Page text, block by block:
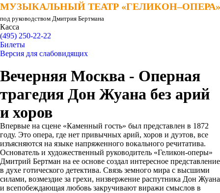
МУЗЫКАЛЬНЫЙ ТЕАТР «ГЕЛИКОН–ОПЕРА»
МУЗЫКАЛЬНЫЙ ТЕАТР «ГЕЛИКОН–ОПЕРА»
под руководством Дмитрия Бертмана
Касса
(495) 250-22-22
Билеты
Версия для слабовидящих
Вечерняя Москва - Оперная
трагедия Дон Жуана без арий
и хоров
Впервые на сцене «Каменный гость» был представлен в 1872
году. Это опера, где нет привычных арий, хоров и дуэтов, все
изъясняются на языке напряженного вокального речитатива.
Основатель и художественный руководитель «Геликон-оперы»
Дмитрий Бертман на ее основе создал интересное представление
в духе готического детектива. Связь земного мира с высшими
силами, возмездие за грехи, низвержение распутника Дон Жуана
и всепобеждающая любовь закручивают виражи смыслов в